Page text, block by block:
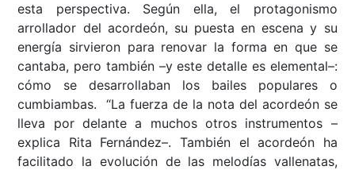
esta perspectiva. Según ella, el protagonismo
arrollador del acordeón, su puesta en escena y su
energía sirvieron para renovar la forma en que se
cantaba, pero también –y este detalle es elemental–:
cómo se desarrollaban los bailes populares o
cumbiambas. “La fuerza de la nota del acordeón se
lleva por delante a muchos otros instrumentos –
explica Rita Fernández–. También el acordeón ha
facilitado la evolución de las melodías vallenatas,